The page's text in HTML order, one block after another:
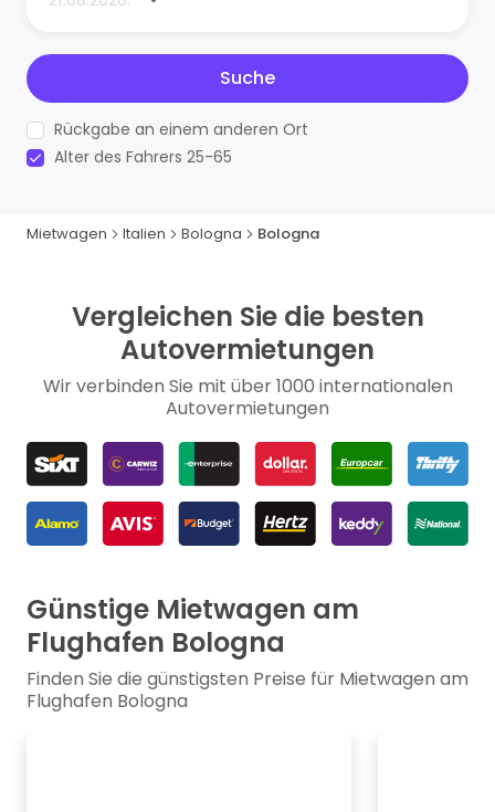
Suche
Rückgabe an einem anderen Ort
Alter des Fahrers 25-65
Mietwagen Italien Bologna Bologna
Vergleichen Sie die besten
Autovermietungen
Wir verbinden Sie mit über 1000 internationalen
Autovermietungen
Günstige Mietwagen am
Flughafen Bologna
Finden Sie die günstigsten Preise für Mietwagen am
Flughafen Bologna